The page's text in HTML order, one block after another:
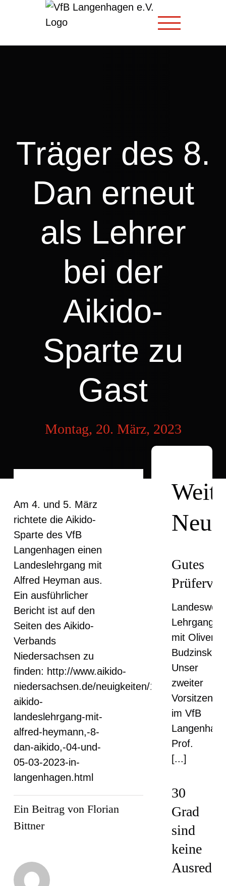
Träger des 8.
Dan erneut
als Lehrer
bei der
Aikido-
Sparte zu
Gast
Montag, 20. März, 2023
Am 4. und 5. März
richtete die Aikido-
Sparte des VfB
Langenhagen einen
Landeslehrgang mit
Alfred Heyman aus.
Ein ausführlicher
Bericht ist auf den
Seiten des Aikido-
Verbands
Niedersachsen zu
finden: http://www.aikido-
niedersachsen.de/neuigkeiten/163-
aikido-
landeslehrgang-mit-
alfred-heymann,-8-
dan-aikido,-04-und-
05-03-2023-in-
langenhagen.html
Ein Beitrag von Florian
Bittner
Gutes
Lehrgang
mit Oliver
Budzinski
Unser
zweiter
im VfB
Prof.
[...]
30
Grad
sind
keine
Ausrede